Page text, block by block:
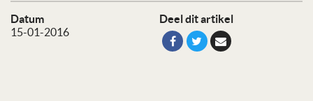
Datum
15-01-2016
Deel dit artikel